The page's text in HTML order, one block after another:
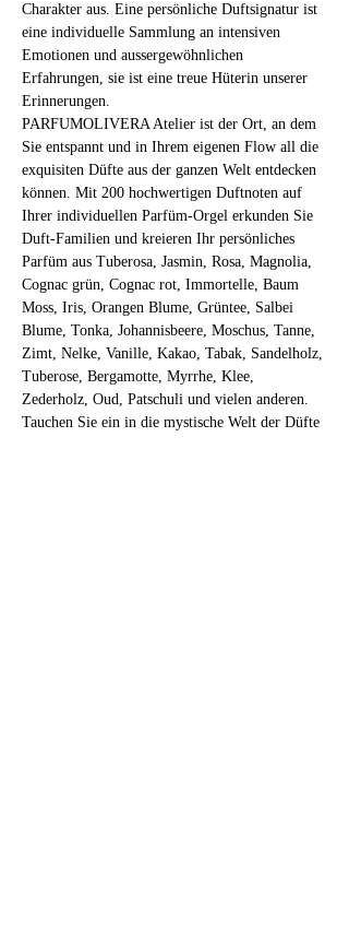
Charakter aus. Eine persönliche Duftsignatur ist
eine individuelle Sammlung an intensiven
Emotionen und aussergewöhnlichen
Erfahrungen, sie ist eine treue Hüterin unserer
Erinnerungen.
PARFUMOLIVERA Atelier ist der Ort, an dem
Sie entspannt und in Ihrem eigenen Flow all die
exquisiten Düfte aus der ganzen Welt entdecken
können. Mit 200 hochwertigen Duftnoten auf
Ihrer individuellen Parfüm-Orgel erkunden Sie
Duft-Familien und kreieren Ihr persönliches
Parfüm aus Tuberosa, Jasmin, Rosa, Magnolia,
Cognac grün, Cognac rot, Immortelle, Baum
Moss, Iris, Orangen Blume, Grüntee, Salbei
Blume, Tonka, Johannisbeere, Moschus, Tanne,
Zimt, Nelke, Vanille, Kakao, Tabak, Sandelholz,
Tuberose, Bergamotte, Myrrhe, Klee,
Zederholz, Oud, Patschuli und vielen anderen.
Tauchen Sie ein in die mystische Welt der Düfte